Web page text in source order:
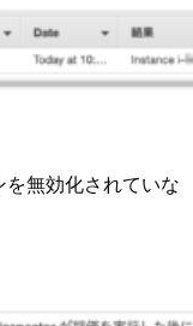
無効化されていな